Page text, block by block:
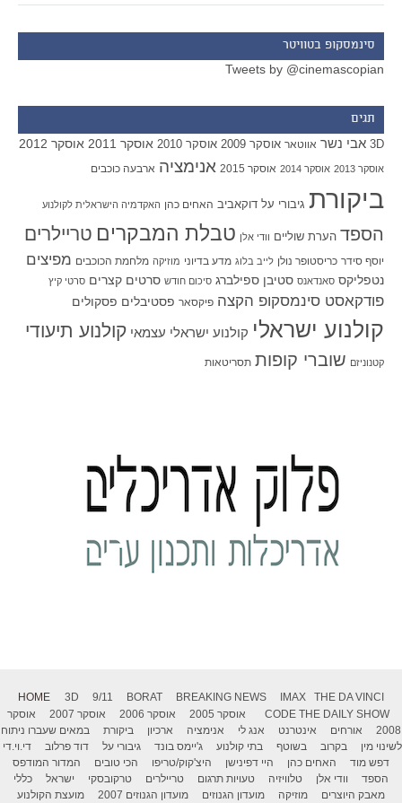
סינמסקופ בטוויטר
Tweets by @cinemascopian
תגים
3D אבי נשר אווטאר אוסקר 2009 אוסקר 2010 אוסקר 2011 אוסקר 2012
אוסקר 2013 אוסקר 2014 אוסקר 2015 אנימציה ארבעה כוכבים
ביקורת גיבורי על דוקאביב האחים כהן האקדמיה הישראלית לקולנוע
הספד הערת שוליים וודי אלן טבלת המבקרים טריילרים
יוסף סידר כריסטופר נולן לייב בלוג מדע בדיוני מוזיקה מלחמת הכוכבים מפיצים
נטפליקס סאנדאנס סטיבן ספילברג סיכום חודש סרטים קצרים סרטי קיץ
פודקאסט סינמסקופ הקצה פיקסאר פסטיבלים פסקולים
קולנוע ישראלי קולנוע ישראלי עצמאי קולנוע תיעודי
קטנוניזם שוברי קופות תסריטאות
HOME 3D 9/11 BORAT BREAKING NEWS IMAX
THE DA VINCI
CODE THE DAILY SHOW אוסקר 2005 אוסקר 2006 אוסקר 2007
אוסקר
2008
אורחים אינטרנט אנג לי אנימציה ארכיון ביקורת
במאים שעברו ניתוח
לשינוי מין
בקרוב בשוטף בתי קולנוע ג'יימס בונד גיבורי על דוד פרלוב
די.וי.די
דפש מוד
האחים כהן היי דפינישן היצ'קוק/טריפו הכי טובים
המדור המודפס
הספד
וודי אלן טלוויזיה טעויות תרגום טריילרים טרקובסקי ישראל
כללי
מאבק היוצרים
מוזיקה מועדון הגנוזים מועדון הגנוזים 2007 מועצת הקולנוע